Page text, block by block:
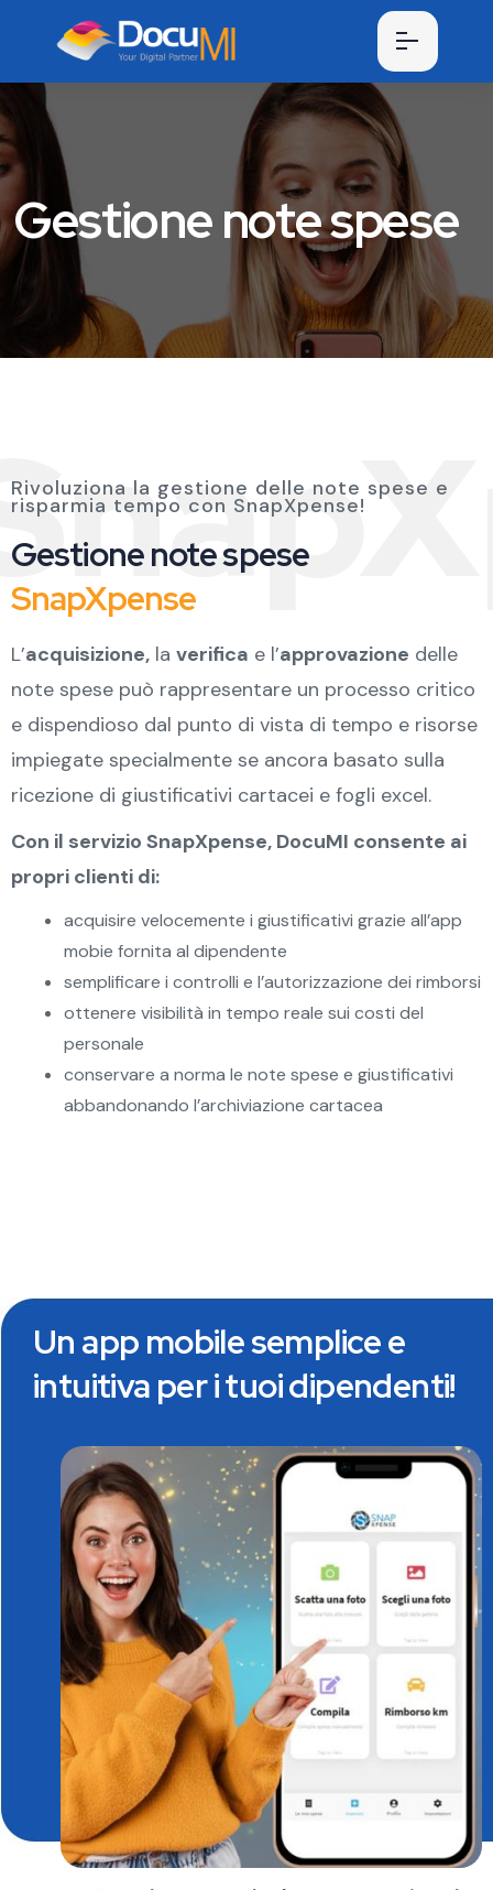
Gestione note spese
Rivoluziona la gestione delle note spese e
risparmia tempo con SnapXpense!
Gestione note spese
SnapXpense
L’acquisizione, la verifica e l’approvazione delle
note spese può rappresentare un processo critico
e dispendioso dal punto di vista di tempo e risorse
impiegate specialmente se ancora basato sulla
ricezione di giustificativi cartacei e fogli excel.
Con il servizio SnapXpense, DocuMI consente ai
propri clienti di:
acquisire velocemente i giustificativi grazie all’app
mobie fornita al dipendente
semplificare i controlli e l’autorizzazione dei rimborsi
ottenere visibilità in tempo reale sui costi del
personale
conservare a norma le note spese e giustificativi
abbandonando l’archiviazione cartacea
Un app mobile semplice e
intuitiva per i tuoi dipendenti!